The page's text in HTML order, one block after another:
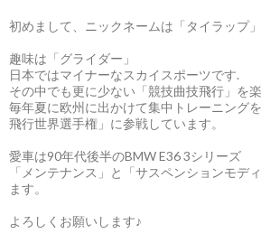
初めまして、ニックネームは「タイラップ
趣味は「グライダー」
日本ではマイナーなスカイスポーツです.
その中でも更に少ない「競技曲技飛行」を楽
毎年夏に欧州に出かけて集中トレーニング
飛行世界選手権」に参戦しています。
愛車は90年代後半のBMW E36 3シリーズ
「メンテナンス」と「サスペンションモデ
ます。
よろしくお願いします♪